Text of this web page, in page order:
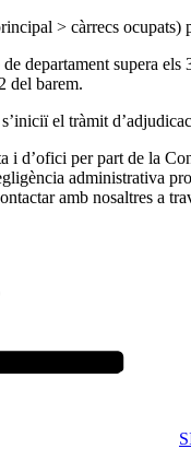
> càrrecs
departament supera
del barem.
el tràmit
per part de la
administrativa
amb nosaltres a